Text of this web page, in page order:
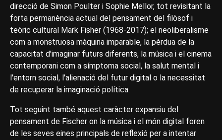
direcció de Simon Poulter i Sophie Mellor, tot revisitant la
forta permanència actual del pensament del filòsof i
teòric cultural Mark Fisher (1968-2017); el neoliberalisme
com a monstruosa màquina imparable, la pèrdua de la
capacitat d'imaginar futurs diferents, la música i el cinema
contemporani com a símptoma social, la salut mental i
l'entorn social, l'alienació del futur digital o la necessitat
de recuperar la imaginació política.
Tot seguint també aquest caràcter expansiu del
pensament de Fischer on la música i el món digital foren
de les seves eines principals de reflexió per a intentar